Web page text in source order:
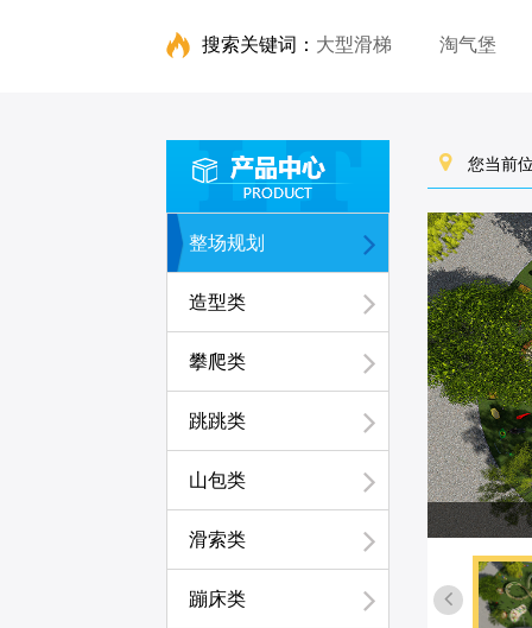
搜索关键词： 大型滑梯 淘气堡
整场规划
造型类
攀爬类
跳跳类
山包类
滑索类
蹦床类
您当前